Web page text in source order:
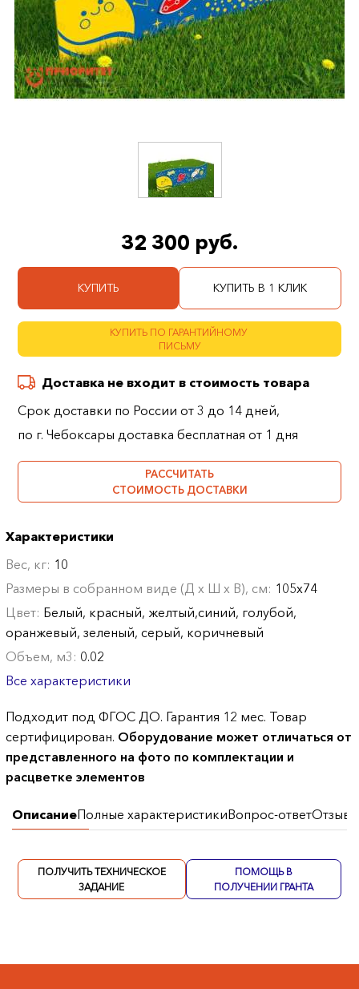
32 300 руб.
КУПИТЬ КУПИТЬ В 1 КЛИК
КУПИТЬ ПО ГАРАНТИЙНОМУ
ПИСЬМУ
Доставка не входит в стоимость товара
Срок доставки по России от 3 до 14 дней,
по г. Чебоксары доставка бесплатная от 1 дня
РАССЧИТАТЬ
СТОИМОСТЬ ДОСТАВКИ
Характеристики
Вес, кг: 10
Размеры в собранном виде (Д х Ш х В), см: 105х74
Цвет: Белый, красный, желтый,синий, голубой,
оранжевый, зеленый, серый, коричневый
Объем, м3: 0.02
Все характеристики
Подходит под ФГОС ДО. Гарантия 12 мес. Товар
сертифицирован. Оборудование может отличаться от
представленного на фото по комплектации и
расцветке элементов
ОписаниеПолные характеристикиВопрос-ответОтзывы
ПОЛУЧИТЬ ТЕХНИЧЕСКОЕ
ЗАДАНИЕ
ПОМОЩЬ В
ПОЛУЧЕНИИ ГРАНТА